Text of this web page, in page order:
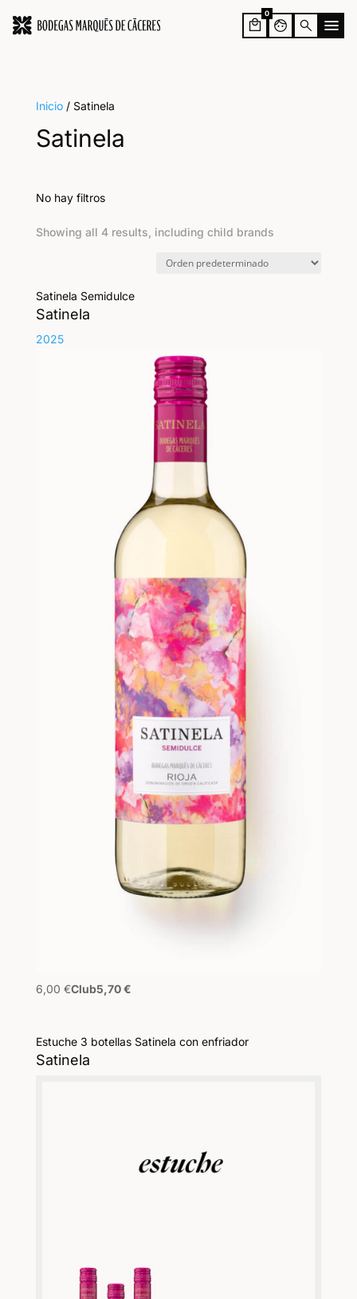
0
face search
Inicio/ Satinela
Satinela
No hay filtros
Showing all 4 results, including child brands
Satinela Semidulce
Satinela
2025
6,00 €Club5,70€
Estuche 3 botellas Satinela con enfriador
Satinela